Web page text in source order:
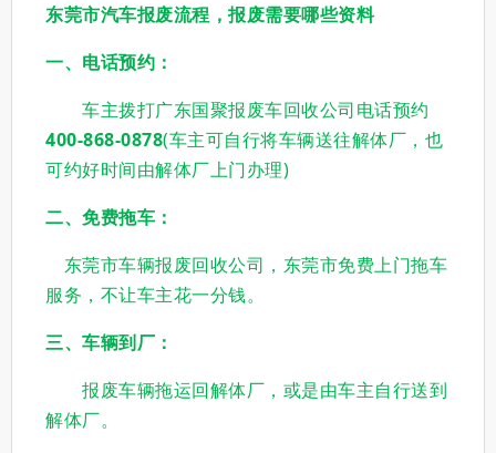
东莞市汽车报废流程，报废需要哪些资料
一、电话预约：
车主拨打广东国聚报废车回收公司电话预约
400-868-0878(车主可自行将车辆送往解体厂，也
可约好时间由解体厂上门办理)
二、免费拖车：
东莞市车辆报废回收公司，东莞市免费上门拖车
服务，不让车主花一分钱。
三、车辆到厂：
报废车辆拖运回解体厂，或是由车主自行送到
解体厂。